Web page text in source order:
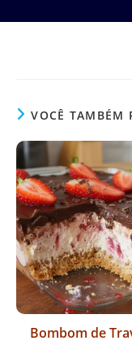
VOCÊ TAMBÉM
Bombom de